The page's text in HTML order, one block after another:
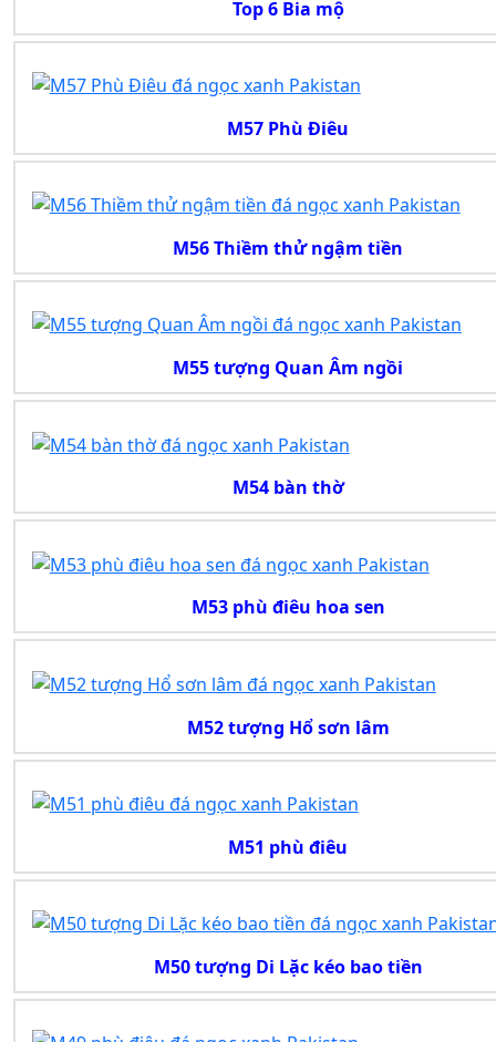
Top 6 Bia mộ
M57 Phù Điêu
M56 Thiềm thử ngậm tiền
M55 tượng Quan Âm ngồi
M54 bàn thờ
M53 phù điêu hoa sen
M52 tượng Hổ sơn lâm
M51 phù điêu
M50 tượng Di Lặc kéo bao tiền